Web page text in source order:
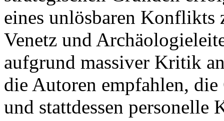
eines unlösbaren Konflikts
Venetz und
aufgrund massiver Kritik
die Autoren empfahlen,
und stattdessen personelle